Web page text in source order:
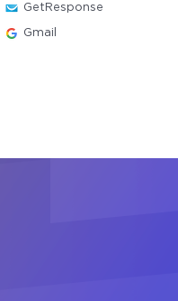
GetResponse
Gmail